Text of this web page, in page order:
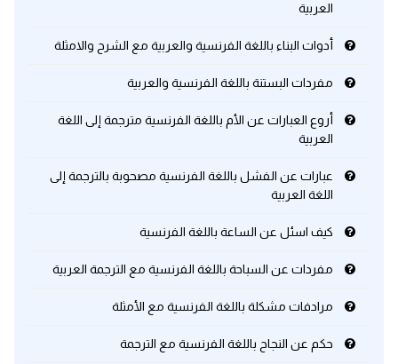
العربية
أدوات البناء باللغة الفرنسية والعربية مع الشرح والامثلة
مفردات البستنة باللغة الفرنسية والعربية
أروع العبارات عن الأم باللغة الفرنسية مترجمة إلى اللغة
العربية
عبارات عن الفشل باللغة الفرنسية مصحوبة بالترجمة إلى
اللغة العربية
كيف اسئل عن الساعة باللغة الفرنسية
مفردات عن السباحة باللغة الفرنسية مع الترجمة العربية
مرادفات مشكلة باللغة الفرنسية مع الأمثلة
حكم عن النجاح باللغة الفرنسية مع الترجمة